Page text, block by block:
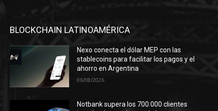
BLOCKCHAIN LATINOAMÉRICA
Nexo conecta el dólar MEP con las
stablecoins para facilitar los pagos y el
ahorro en Argentina
06/08/2026
Notbank supera los 700.000 clientes